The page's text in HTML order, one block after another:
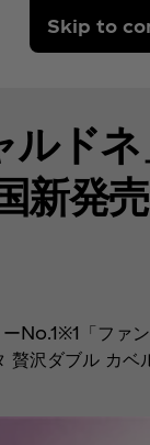
Skip to
ルド
新発売
No.1※1「ファ
沢ダブル カ